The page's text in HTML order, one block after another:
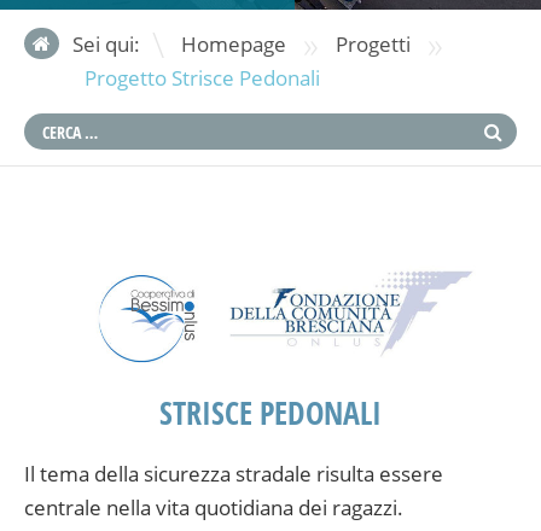
Sei qui: Homepage » Progetti »
Progetto Strisce Pedonali
STRISCE PEDONALI
Il tema della sicurezza stradale risulta essere
centrale nella vita quotidiana dei ragazzi.